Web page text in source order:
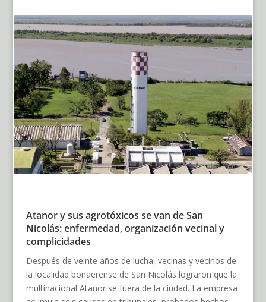
Atanor y sus agrotóxicos se van de San
Nicolás: enfermedad, organización vecinal y
complicidades
Después de veinte años de lucha, vecinas y vecinos de
la localidad bonaerense de San Nicolás lograron que la
multinacional Atanor se fuera de la ciudad. La empresa